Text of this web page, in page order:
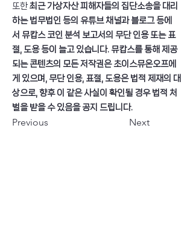
Previous Next
또한 최근 가상자산 피해자들의 집단소송을 대리
하는 법무법인 등의 유튜브 채널과 블로그 등에
서 뮤캅스 코인 분석 보고서의 무단 인용 또는 표
절, 도용 등이 늘고 있습니다. 뮤캅스를 통해 제공
되는 콘텐츠의 모든 저작권은 초이스뮤온오프에
게 있으며, 무단 인용, 표절, 도용은 법적 제재의 대
상으로, 향후 이 같은 사실이 확인될 경우 법적 처
벌을 받을 수 있음을 공지 드립니다.